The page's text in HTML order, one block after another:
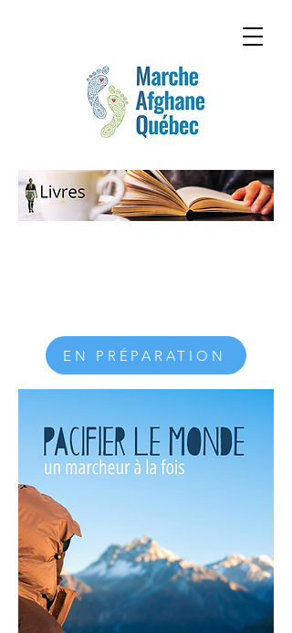
EN PRÉPARATION